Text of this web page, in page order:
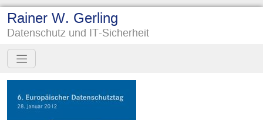
Rainer W. Gerling
Datenschutz und IT-Sicherheit